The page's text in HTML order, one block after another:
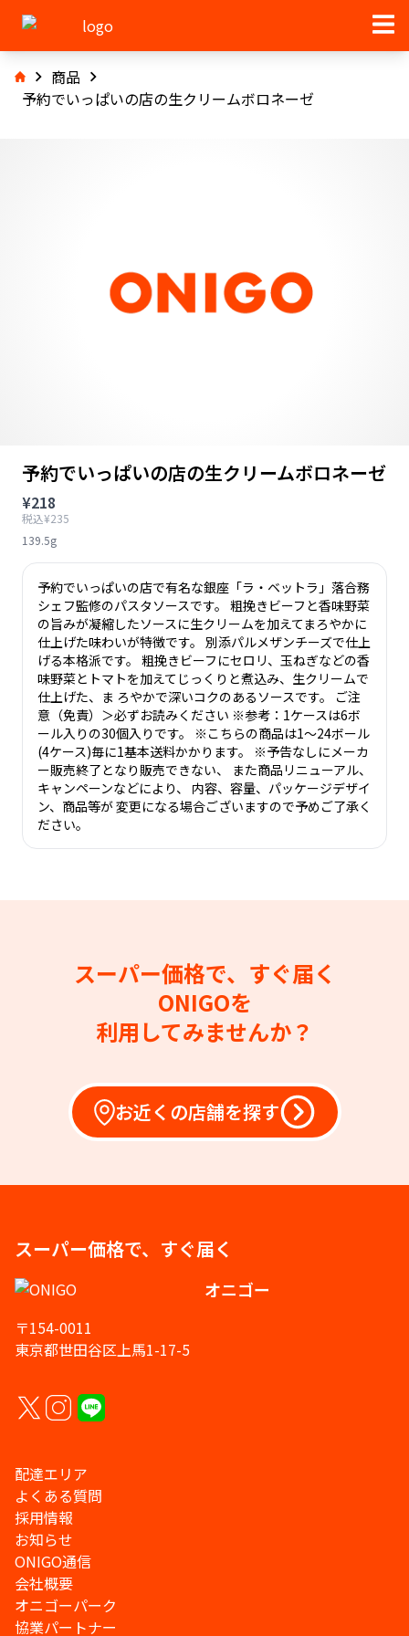
商品
予約でいっぱいの店の生クリームボロネーゼ
予約でいっぱいの店の生クリームボロネーゼ
¥218
税込¥235
139.5g
予約でいっぱいの店で有名な銀座「ラ・ベットラ」落合務
シェフ監修のパスタソースです。 粗挽きビーフと香味野菜
の旨みが凝縮したソースに生クリームを加えてまろやかに
仕上げた味わいが特徴です。 別添パルメザンチーズで仕上
げる本格派です。 粗挽きビーフにセロリ、玉ねぎなどの香
味野菜とトマトを加えてじっくりと煮込み、生クリームで
仕上げた、ま ろやかで深いコクのあるソースです。 ご注
意（免責）＞必ずお読みください ※参考：1ケースは6ボ
ール入りの30個入りです。 ※こちらの商品は1～24ボール
(4ケース)毎に1基本送料かかります。 ※予告なしにメーカ
ー販売終了となり販売できない、 また商品リニューアル、
キャンペーンなどにより、 内容、容量、パッケージデザイ
ン、商品等が 変更になる場合ございますので予めご了承く
ださい。
スーパー価格で、すぐ届く
ONIGOを
利用してみませんか？
お近くの店舗を探す
スーパー価格で、すぐ届く
オニゴー
〒154-0011
東京都世田谷区上馬1-17-5
配達エリア
よくある質問
採用情報
お知らせ
ONIGO通信
会社概要
オニゴーパーク
協業パートナー